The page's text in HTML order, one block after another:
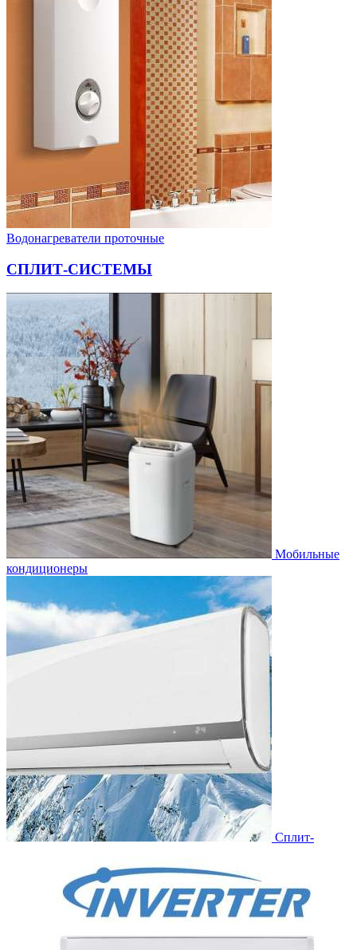
Водонагреватели проточные
СПЛИТ-СИСТЕМЫ
Мобильные
кондиционеры
Сплит-